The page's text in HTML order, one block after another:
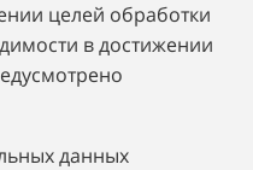
целей обработки
в достижении
данных